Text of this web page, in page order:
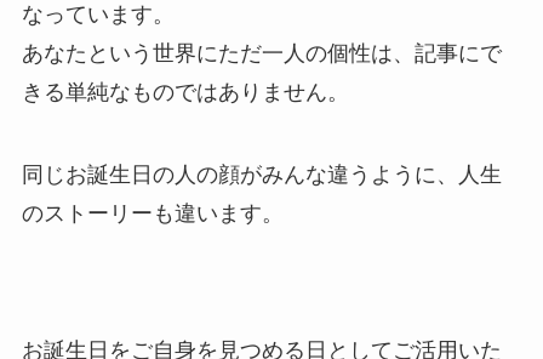
なっています。
あなたという世界にただ一人の個性は、記事にで
きる単純なものではありません。
同じお誕生日の人の顔がみんな違うように、人生
のストーリーも違います。
お誕生日をご自身を見つめる日としてご活用いた